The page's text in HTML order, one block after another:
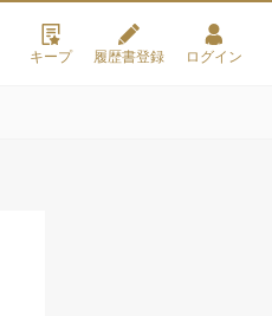
キープ 履歴書登録 ログイン